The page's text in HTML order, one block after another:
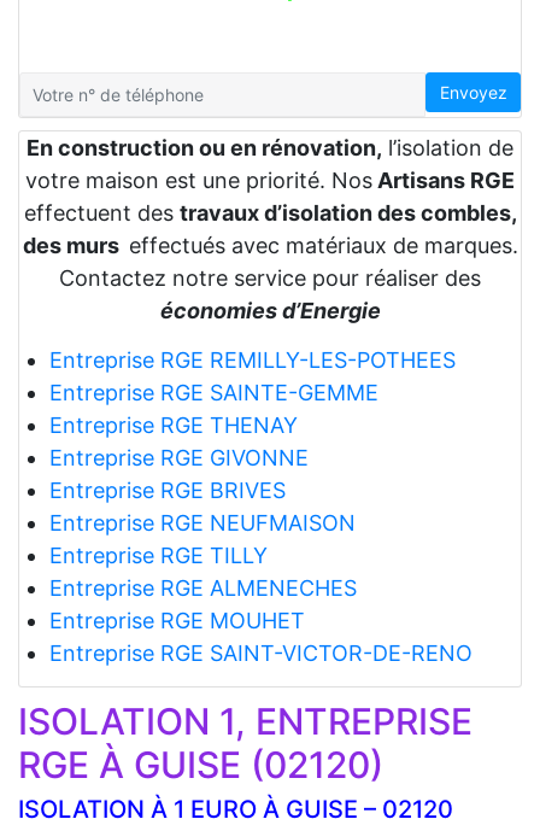
Envoyez
En construction ou en rénovation, l’isolation de
votre maison est une priorité. Nos Artisans RGE
effectuent des travaux d’isolation des combles,
des murs effectués avec matériaux de marques.
Contactez notre service pour réaliser des
économies d’Energie
Entreprise RGE REMILLY-LES-POTHEES
Entreprise RGE SAINTE-GEMME
Entreprise RGE THENAY
Entreprise RGE GIVONNE
Entreprise RGE BRIVES
Entreprise RGE NEUFMAISON
Entreprise RGE TILLY
Entreprise RGE ALMENECHES
Entreprise RGE MOUHET
Entreprise RGE SAINT-VICTOR-DE-RENO
ISOLATION 1, ENTREPRISE
RGE À GUISE (02120)
ISOLATION À 1 EURO À GUISE – 02120